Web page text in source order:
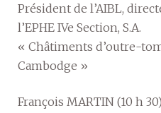
Président de l’AIBL,
l’EPHE IVe Section, S.A.
« Châtiments d’outre-
Cambodge »
François MARTIN (10 h 30)